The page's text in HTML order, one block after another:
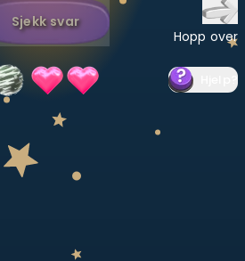
Sjekk svar
Hopp over
?